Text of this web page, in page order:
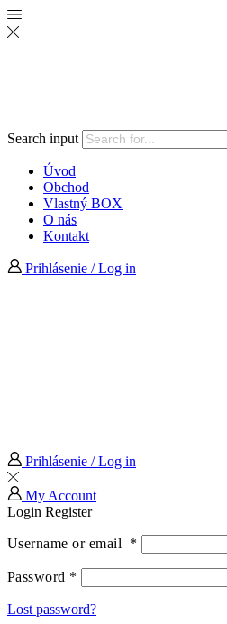
Search input
Úvod
Obchod
Vlastný BOX
O nás
Kontakt
Prihlásenie / Log in
Prihlásenie / Log in
My Account
Login Register
Username or email *
Password *
Lost password?